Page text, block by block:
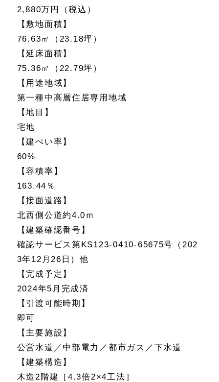
2,880万円（税込）
【敷地面積】
76.63㎡（23.18坪）
【延床面積】
75.36㎡（22.79坪）
【用途地域】
第一種中高層住居専用地域
【地目】
宅地
【建ぺい率】
60%
【容積率】
163.44％
【接面道路】
北西側公道約4.0ｍ
【建築確認番号】
確認サービス第KS123-0410-65675号（202
3年12月26日）他
【完成予定】
2024年5月完成済
【引渡可能時期】
即可
【主要施設】
公営水道／中部電力／都市ガス／下水道
【建築構造】
木造2階建［4.3倍2×4工法］